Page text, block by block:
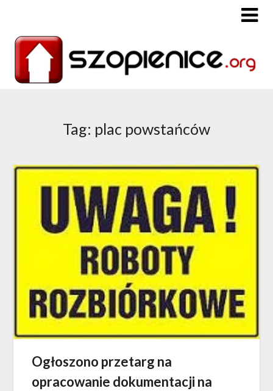
Tag: plac powstańców
Ogłoszono przetarg na
opracowanie dokumentacji na